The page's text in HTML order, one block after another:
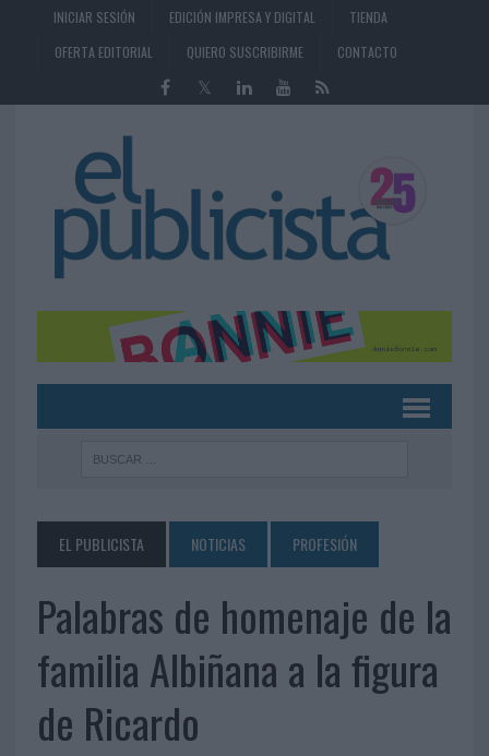
INICIAR SESIÓN EDICIÓN IMPRESA Y DIGITAL
TIENDA
OFERTA EDITORIAL
QUIERO SUSCRIBIRME CONTACTO
EL PUBLICISTA NOTICIAS PROFESIÓN
Palabras de homenaje de la
familia Albiñana a la figura
de Ricardo